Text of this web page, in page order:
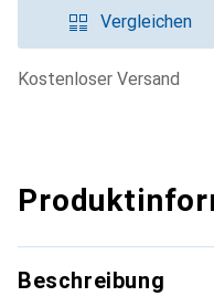
Vergleichen
kostenloser Versand
Beschreibung